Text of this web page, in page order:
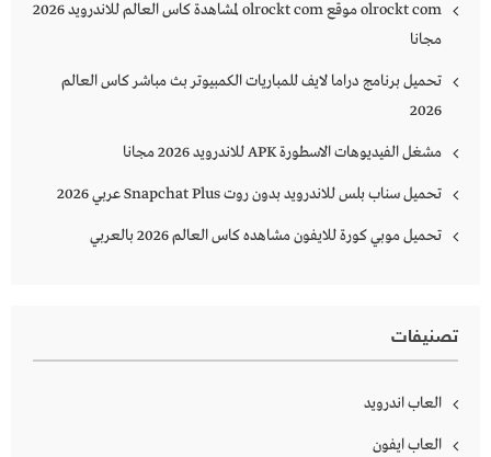
olrockt com موقع olrockt com لمشاهدة كاس العالم للاندرويد 2026
مجانا
تحميل برنامج دراما لايف للمباريات الكمبيوتر بث مباشر كاس العالم
2026
مشغل الفيديوهات الاسطورة APK للاندرويد 2026 مجانا
تحميل سناب بلس للاندرويد بدون روت Snapchat Plus‏ عربي 2026
تحميل موبي كورة للايفون مشاهده كاس العالم 2026 بالعربي
تصنيفات
العاب اندرويد
العاب ايفون